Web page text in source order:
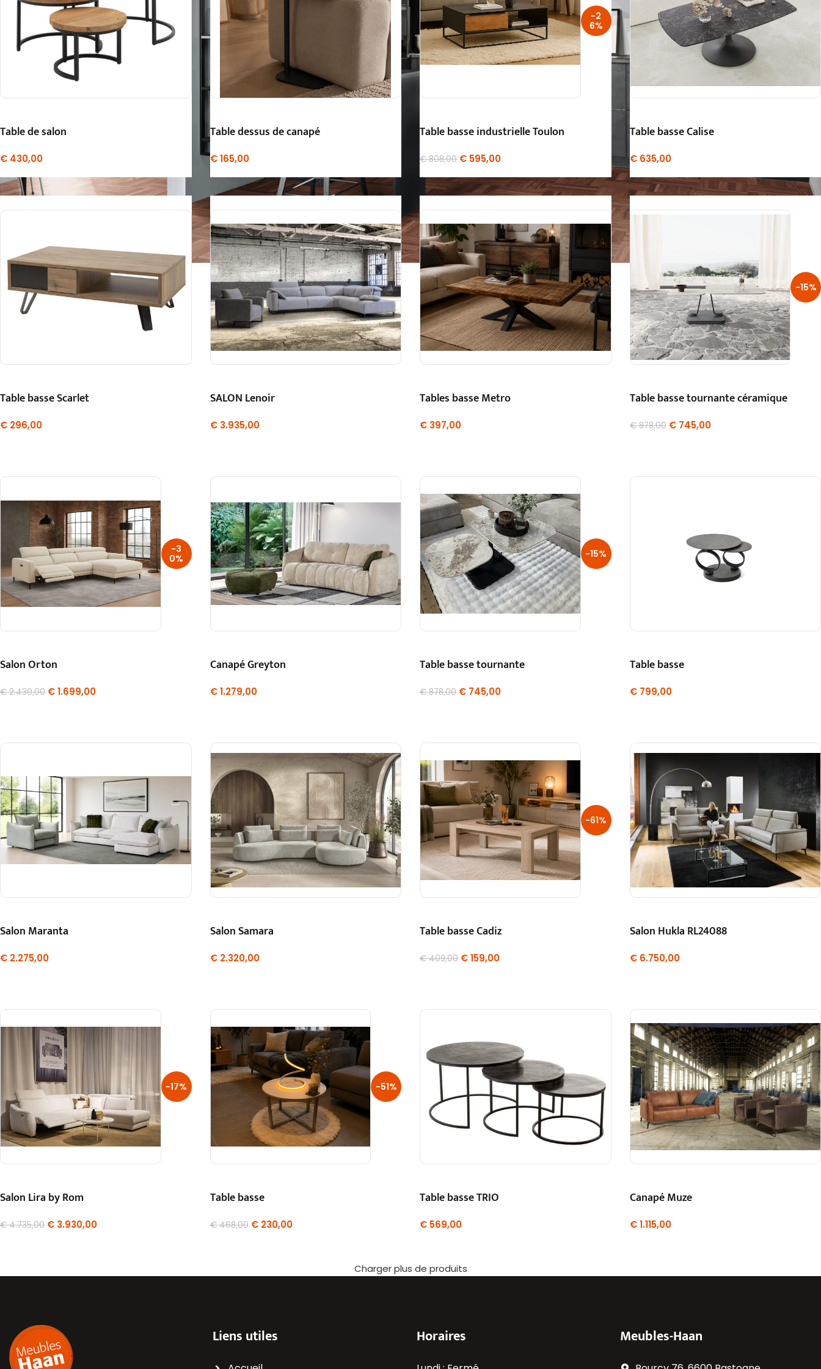
Table de salon
€ 430,00
Table dessus de canapé
€165,00
-2
6%
Table basse industrielle Toulon
€808,00 € 595,00
Table basse Calise
€635,00
Table basse Scarlet
€ 296,00
SALON Lenoir
€3.935,00
Tables basse Metro
€ 397,00
-15%
Table basse tournante céramique
€878,00 €745,00
-3
0%
Salon Orton
€2.430,00 €1.699,00
Canapé Greyton
€1.279,00
-15%
Table basse tournante
€878,00 € 745,00
Table basse
€799,00
Salon Maranta
€ 2.275,00
Salon Samara
€2.320,00
-61%
Table basse Cadiz
€409,00 €159,00
Salon Hukla RL24088
€6.750,00
-17%
Salon Lira by Rom
€4.735,00 € 3.930,00
-51%
Table basse
€468,00 €230,00
Table basse TRIO
€ 569,00
Canapé Muze
€1.115,00
Charger plus de produits
Liens utiles Horaires Meubles-Haan